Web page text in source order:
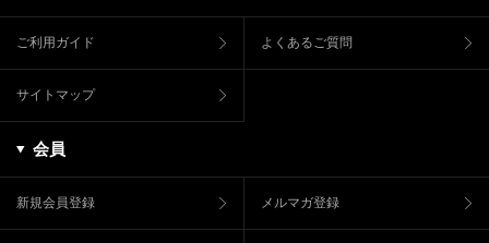
ご利用ガイド よくあるご質問
サイトマップ
会員
新規会員登録 メルマガ登録